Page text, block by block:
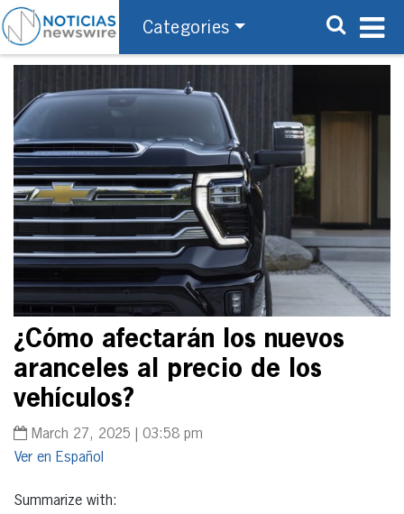
Categories
¿Cómo afectarán los nuevos
aranceles al precio de los
vehículos?
March 27, 2025 | 03:58 pm
Español
Summarize with: